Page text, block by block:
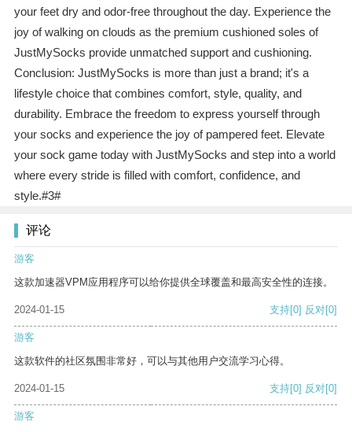
your feet dry and odor-free throughout the day. Experience the
joy of walking on clouds as the premium cushioned soles of
JustMySocks provide unmatched support and cushioning.
Conclusion: JustMySocks is more than just a brand; it's a
lifestyle choice that combines comfort, style, quality, and
durability. Embrace the freedom to express yourself through
your socks and experience the joy of pampered feet. Elevate
your sock game today with JustMySocks and step into a world
where every stride is filled with comfort, confidence, and
style.#3#
评论
游客
这款加速器VPM应用程序可以给你提供全球覆盖和最高安全性的连接。
2024-01-15 支持[0] 反对[0]
游客
这款软件的社区氛围非常好，可以与其他用户交流学习心得。
2024-01-15 支持[0] 反对[0]
游客